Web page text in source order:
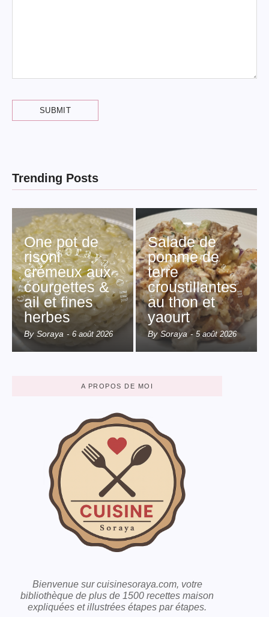
Trending Posts
One pot de
risoni
crémeux aux
courgettes &
ail et fines
herbes
By Soraya - 6 août 2026
Salade de
pomme de
terre
croustillantes
au thon et
yaourt
By Soraya - 5 août 2026
A PROPOS DE MOI
Bienvenue sur cuisinesoraya.com, votre
bibliothèque de plus de 1500 recettes maison
expliquées et illustrées étapes par étapes.